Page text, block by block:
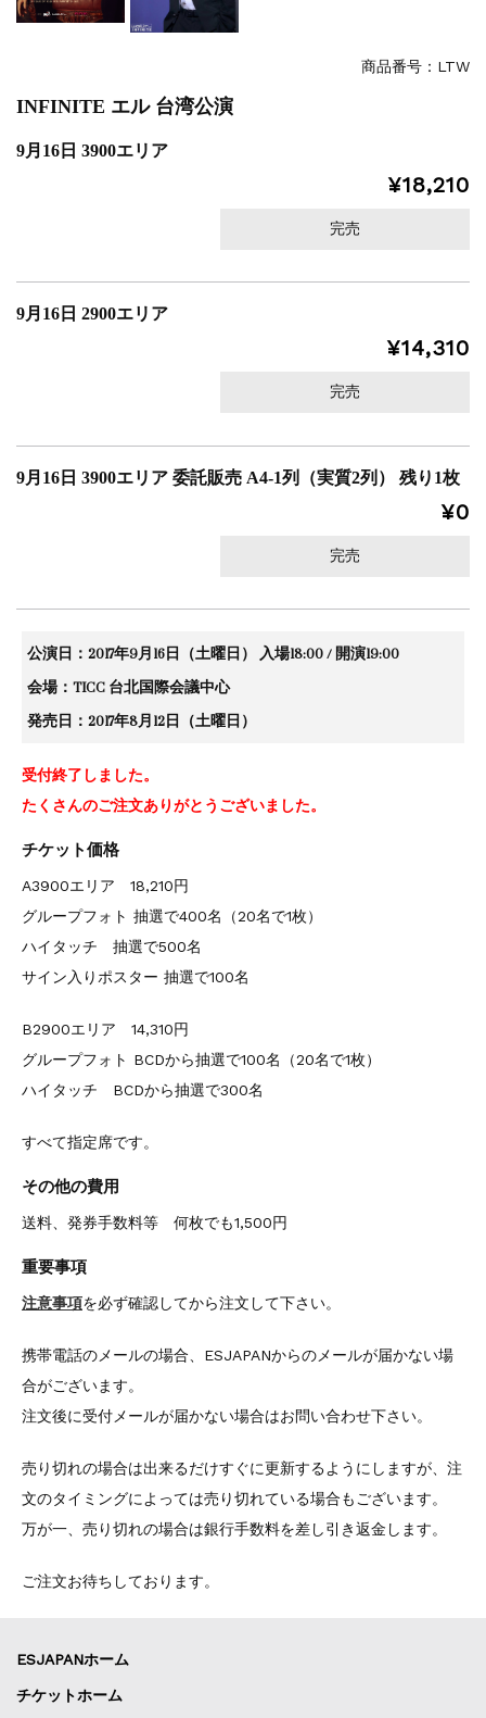
商品番号：LTW
INFINITE エル 台湾公演
9月16日 3900エリア
¥18,210
完売
9月16日 2900エリア
¥14,310
完売
9月16日 3900エリア 委託販売 A4-1列（実質2列） 残り1枚
¥0
完売
公演日：2017年9月16日（土曜日） 入場18:00 / 開演19:00
会場：TICC 台北国際会議中心
発売日：2017年8月12日（土曜日）
受付終了しました。
たくさんのご注文ありがとうございました。
チケット価格
A3900エリア 18,210円
グループフォト 抽選で400名（20名で1枚）
ハイタッチ 抽選で500名
サイン入りポスター 抽選で100名
B2900エリア 14,310円
グループフォト BCDから抽選で100名（20名で1枚）
ハイタッチ BCDから抽選で300名
すべて指定席です。
その他の費用
送料、発券手数料等 何枚でも1,500円
重要事項
注意事項を必ず確認してから注文して下さい。
携帯電話のメールの場合、ESJAPANからのメールが届かない場
合がございます。
注文後に受付メールが届かない場合はお問い合わせ下さい。
売り切れの場合は出来るだけすぐに更新するようにしますが、注
文のタイミングによっては売り切れている場合もございます。
万が一、売り切れの場合は銀行手数料を差し引き返金します。
ご注文お待ちしております。
ESJAPANホーム
チケットホーム